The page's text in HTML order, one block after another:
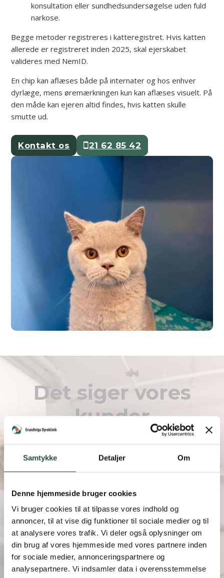
Samtykke Detaljer Om
Denne hjemmeside bruger cookies
Vi bruger cookies til at tilpasse vores indhold og
annoncer, til at vise dig funktioner til sociale medier og til
at analysere vores trafik. Vi deler også oplysninger om
din brug af vores hjemmeside med vores partnere inden
for sociale medier, annonceringspartnere og
analysepartnere. Vi indsamler data i overensstemmelse
konsultation eller sundhedsundersøgelse uden fuld
narkose.
Begge metoder registreres i katteregistret. Hvis katten
allerede er registreret inden 2025, skal ejerskabet
valideres med NemID.
En chip kan aflæses både på internater og hos enhver
dyrlæge, mens øremærkningen kun kan aflæses visuelt. På
den måde kan ejeren altid findes, hvis katten skulle
smutte ud.
Kontakt os 21 62 85 42
Det siger vores
kunder
Vi har over 250+ fem-stjernet anmeldelser. Læs et udvalg
Se flere anmeldelser
og varmeste
hos
besøg midt i en
til at skulle
“Den bedste dyreklinik jeg
haft! Et personale bestående af
mennesker, som giver alt hvad
mere, for at yde en god service.